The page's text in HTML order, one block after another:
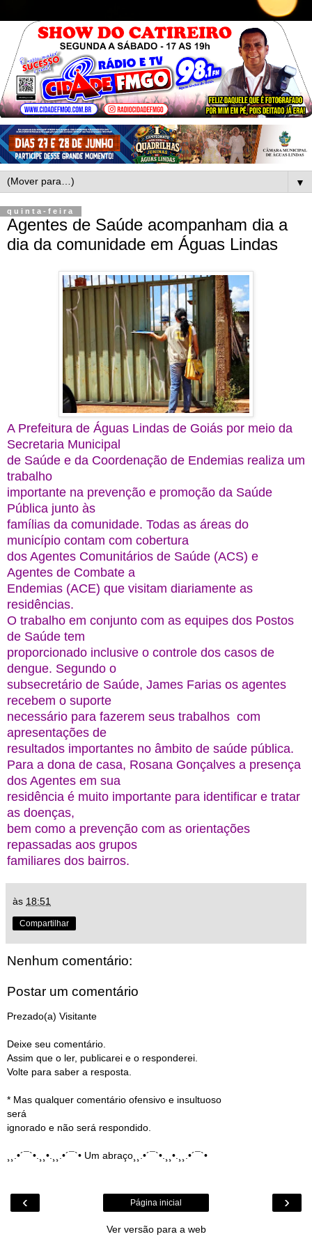
▼
quinta-feira
Agentes de Saúde acompanham dia a
dia da comunidade em Águas Lindas
A Prefeitura de Águas Lindas de Goiás por meio da
Secretaria Municipal
de Saúde e da Coordenação de Endemias realiza um
trabalho
importante na prevenção e promoção da Saúde
Pública junto às
famílias da comunidade. Todas as áreas do
município contam com cobertura
dos Agentes Comunitários de Saúde (ACS) e
Agentes de Combate a
Endemias (ACE) que visitam diariamente as
residências.
O trabalho em conjunto com as equipes dos Postos
de Saúde tem
proporcionado inclusive o controle dos casos de
dengue. Segundo o
subsecretário de Saúde, James Farias os agentes
recebem o suporte
necessário para fazerem seus trabalhos com
apresentações de
resultados importantes no âmbito de saúde pública.
Para a dona de casa, Rosana Gonçalves a presença
dos Agentes em sua
residência é muito importante para identificar e tratar
as doenças,
bem como a prevenção com as orientações
repassadas aos grupos
familiares dos bairros.
às 18:51
Compartilhar
Nenhum comentário:
Postar um comentário
Prezado(a) Visitante
Deixe seu comentário.
Assim que o ler, publicarei e o responderei.
Volte para saber a resposta.
* Mas qualquer comentário ofensivo e insultuoso
será
ignorado e não será respondido.
¸¸.•´¯`•.¸¸•.¸¸.•´¯`• Um abraço¸¸.•´¯`•.¸¸•.¸¸.•´¯`•
‹ ›
Página inicial
Ver versão para a web